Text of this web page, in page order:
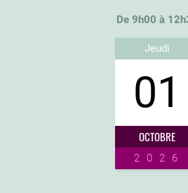
De 9h00 à
Jeudi
01
OCTOBRE
2026